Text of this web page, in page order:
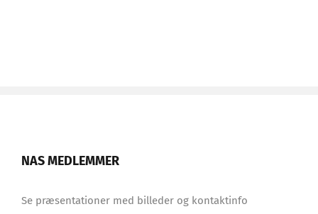
NAS MEDLEMMER
Se præsentationer med billeder og kontaktinfo